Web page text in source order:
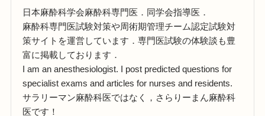
日本麻酔科学会麻酔科専門医．同学会指導医．
麻酔科専門医試験対策や周術期管理チーム認定試験対
策サイトを運営しています．専門医試験の体験談も豊
富に掲載しております．
I am an anesthesiologist. I post predicted questions for
specialist exams and articles for nurses and residents.
サラリーマン麻酔科医ではなく，さらりーまん麻酔科
医です！